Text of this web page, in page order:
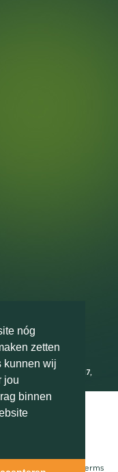
nóg
zetten
kunnen wij
jou
binnen
op
Dagblad
2015, 2016, 2017,
2024 en 2025
Group Terms